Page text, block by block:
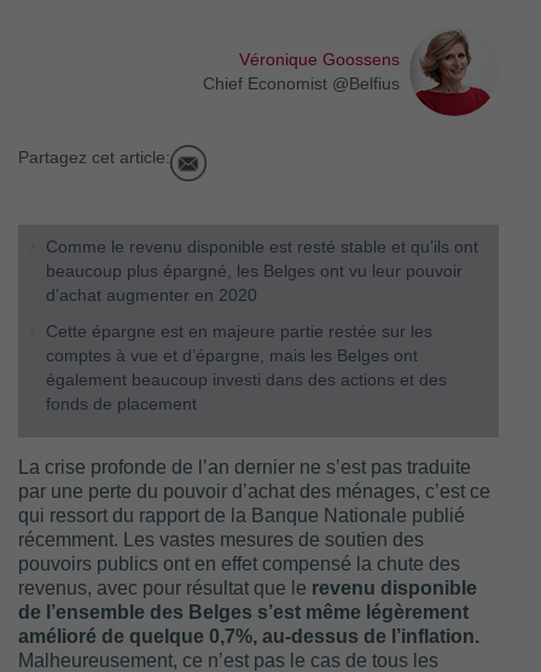
Véronique Goossens
Chief Economist @Belfius
Partagez cet article:
Comme le revenu disponible est resté stable et qu’ils ont
beaucoup plus épargné, les Belges ont vu leur pouvoir
d’achat augmenter en 2020
Cette épargne est en majeure partie restée sur les
comptes à vue et d’épargne, mais les Belges ont
également beaucoup investi dans des actions et des
fonds de placement
La crise profonde de l’an dernier ne s’est pas traduite
par une perte du pouvoir d’achat des ménages, c’est ce
qui ressort du rapport de la Banque Nationale publié
récemment. Les vastes mesures de soutien des
pouvoirs publics ont en effet compensé la chute des
revenus, avec pour résultat que le revenu disponible
de l’ensemble des Belges s’est même légèrement
amélioré de quelque 0,7%, au-dessus de l’inflation.
Malheureusement, ce n’est pas le cas de tous les